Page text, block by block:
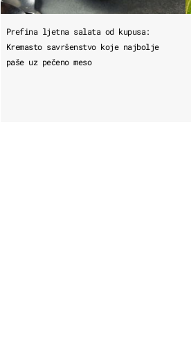
Prefina ljetna salata od kupusa:
Kremasto savršenstvo koje najbolje
paše uz pečeno meso